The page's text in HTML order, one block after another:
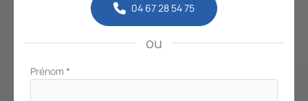
04 67 28 54 75
ou
Formulaire
Prénom *